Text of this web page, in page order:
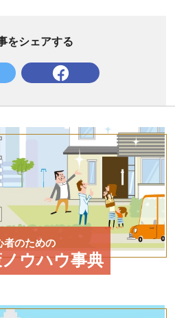
をシェアする
者のための
ウハウ事典